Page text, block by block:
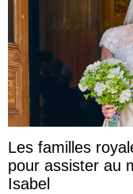
Les familles
pour assister au
Isabel